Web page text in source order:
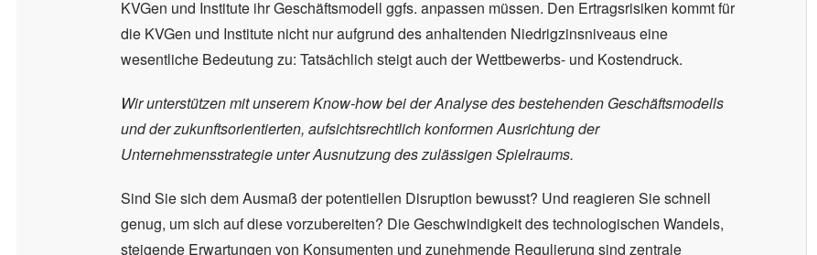
KVGen und Institute ihr Geschäftsmodell ggfs. anpassen müssen. Den Ertragsrisiken kommt für
die KVGen und Institute nicht nur aufgrund des anhaltenden Niedrigzinsniveaus eine
wesentliche Bedeutung zu: Tatsächlich steigt auch der Wettbewerbs- und Kostendruck.
Wir unterstützen mit unserem Know-how bei der Analyse des bestehenden Geschäftsmodells
und der zukunftsorientierten, aufsichtsrechtlich konformen Ausrichtung der
Unternehmensstrategie unter Ausnutzung des zulässigen Spielraums.
Sind Sie sich dem Ausmaß der potentiellen Disruption bewusst? Und reagieren Sie schnell
genug, um sich auf diese vorzubereiten? Die Geschwindigkeit des technologischen Wandels,
steigende Erwartungen von Konsumenten und zunehmende Regulierung sind zentrale